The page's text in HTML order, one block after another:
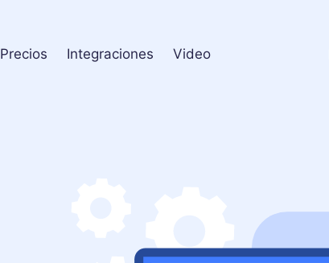
Precios Integraciones Video